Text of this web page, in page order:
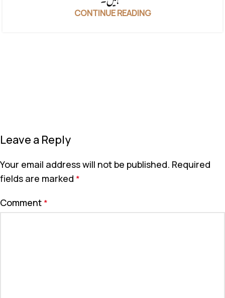
CONTINUE READING
Leave a Reply
Your email address will not be published. Required
fields are marked *
Comment *